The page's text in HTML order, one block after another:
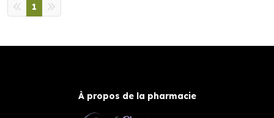
1
À propos de la pharmacie